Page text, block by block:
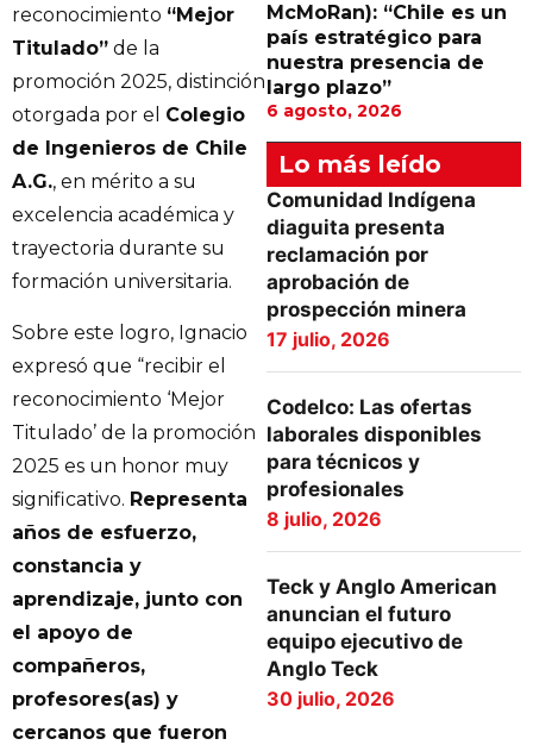
reconocimiento “Mejor
Titulado” de la
promoción 2025, distinción
otorgada por el Colegio
de Ingenieros de Chile
A.G., en mérito a su
excelencia académica y
trayectoria durante su
formación universitaria.
Sobre este logro, Ignacio
expresó que “recibir el
reconocimiento ‘Mejor
Titulado’ de la promoción
2025 es un honor muy
significativo. Representa
años de esfuerzo,
constancia y
aprendizaje, junto con
el apoyo de
compañeros,
profesores(as) y
cercanos que fueron
McMoRan): “Chile es un
país estratégico para
nuestra presencia de
largo plazo”
6 agosto, 2026
Lo más leído
Comunidad Indígena
diaguita presenta
reclamación por
aprobación de
prospección minera
17 julio, 2026
Codelco: Las ofertas
laborales disponibles
para técnicos y
profesionales
8 julio, 2026
Teck y Anglo American
anuncian el futuro
equipo ejecutivo de
Anglo Teck
30 julio, 2026